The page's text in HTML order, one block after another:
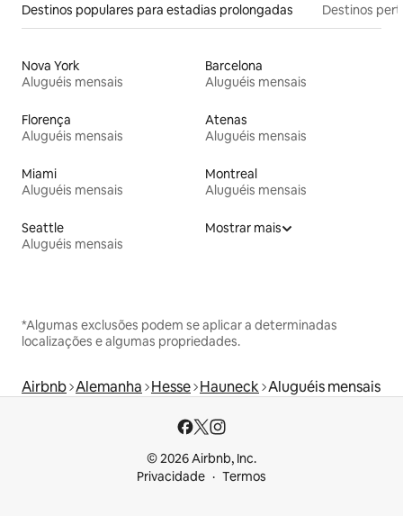
Destinos populares para estadias prolongadas Destinos
Nova York
Aluguéis mensais
Barcelona
Aluguéis mensais
Florença
Aluguéis mensais
Atenas
Aluguéis mensais
Miami
Aluguéis mensais
Montreal
Aluguéis mensais
Seattle
Aluguéis mensais
Mostrar mais
*Algumas exclusões podem se aplicar a determinadas
localizações e algumas propriedades.
Airbnb Alemanha Hesse Hauneck Aluguéis mensais
© 2026 Airbnb, Inc.
Privacidade
Termos